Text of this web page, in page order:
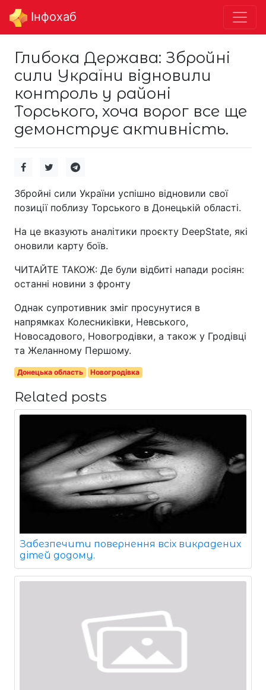
Інфохаб
Глибока Держава: Збройні
сили України відновили
контроль у районі
Торського, хоча ворог все ще
демонструє активність.
Збройні сили України успішно відновили свої
позиції поблизу Торського в Донецькій області.
На це вказують аналітики проєкту DeepState, які
оновили карту боїв.
ЧИТАЙТЕ ТАКОЖ: Де були відбиті напади росіян:
останні новини з фронту
Однак супротивник зміг просунутися в
напрямках Колесниківки, Невського,
Новосадового, Новогродівки, а також у Гродівці
та Желанному Першому.
Донецька область Новогродівка
Related posts
Забезпечити повернення всіх викрадених
дітей додому.